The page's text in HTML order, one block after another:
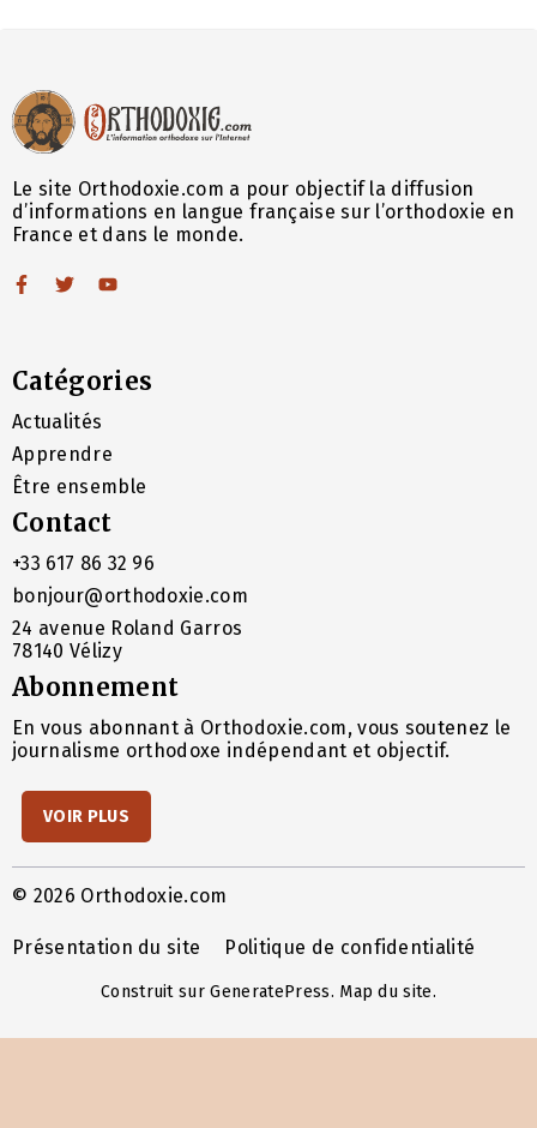
Le site Orthodoxie.com a pour objectif la diffusion
d’informations en langue française sur l’orthodoxie en
France et dans le monde.
Catégories
Actualités
Apprendre
Être ensemble
Contact
+33 617 86 32 96
bonjour@orthodoxie.com
24 avenue Roland Garros
78140 Vélizy
Abonnement
En vous abonnant à Orthodoxie.com, vous soutenez le
journalisme orthodoxe indépendant et objectif.
VOIR PLUS
© 2026 Orthodoxie.com
Présentation du site Politique de confidentialité
Construit surGeneratePress. Map du site.